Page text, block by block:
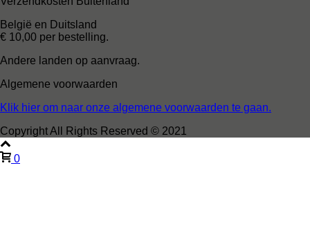
België en Duitsland
€ 10,00 per bestelling.
Andere landen op aanvraag.
Algemene voorwaarden
Klik hier om naar onze algemene voorwaarden te gaan.
Copyright All Rights Reserved © 2021
0